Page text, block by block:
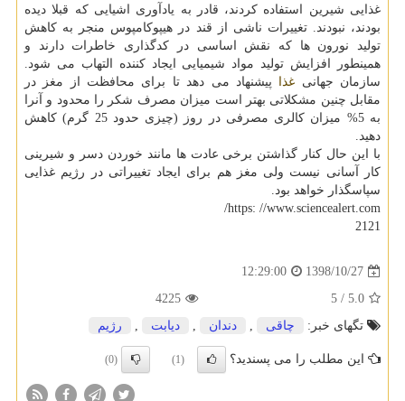
غذایی شیرین استفاده كردند، قادر به یادآوری اشیایی كه قبلا دیده
بودند، نبودند. تغییرات ناشی از قند در هیپوكامپوس منجر به كاهش
تولید نورون ها كه نقش اساسی در كدگذاری خاطرات دارند و
همینطور افزایش تولید مواد شیمیایی ایجاد كننده التهاب می شود.
سازمان جهانی غذا پیشنهاد می دهد تا برای محافظت از مغز در
مقابل چنین مشكلاتی بهتر است میزان مصرف شكر را محدود و آنرا
به 5% میزان كالری مصرفی در روز (چیزی حدود 25 گرم) كاهش
دهید.
با این حال كنار گذاشتن برخی عادت ها مانند خوردن دسر و شیرینی
كار آسانی نیست ولی مغز هم برای ایجاد تغییراتی در رژیم غذایی
سپاسگذار خواهد بود.
https: //www.sciencealert.com/
2121
1398/10/27
12:29:00
5.0
/ 5
4225
تگهای خبر:
چاقی , دندان , دیابت , رژیم
این مطلب را می پسندید؟ (1)
(0)